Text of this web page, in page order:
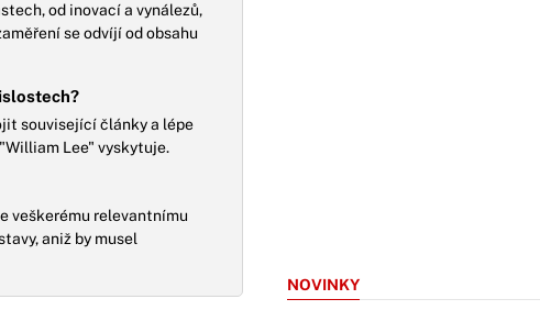
od inovací a vynálezů,
se odvíjí od obsahu
související články a lépe
Lee" vyskytuje.
veškerému relevantnímu
aniž by musel
NOVINKY